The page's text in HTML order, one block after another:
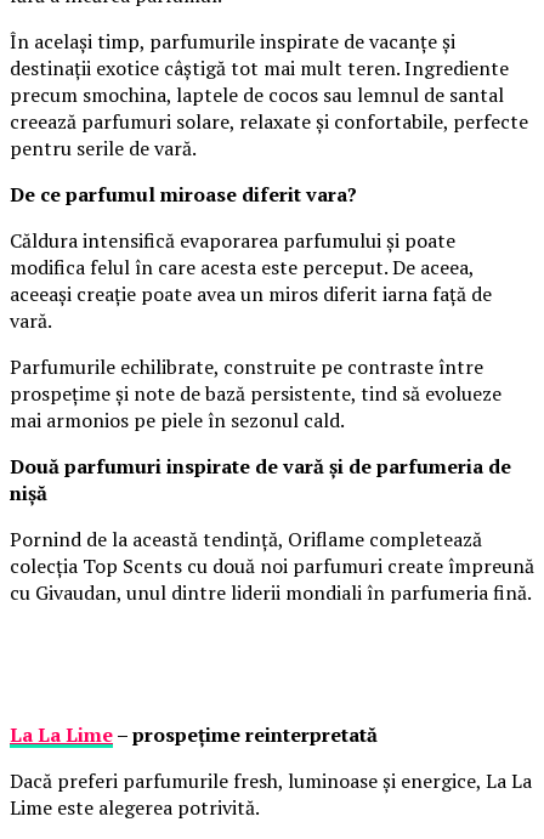
În același timp, parfumurile inspirate de vacanțe și
destinații exotice câștigă tot mai mult teren. Ingrediente
precum smochina, laptele de cocos sau lemnul de santal
creează parfumuri solare, relaxate și confortabile, perfecte
pentru serile de vară.
De ce parfumul miroase diferit vara?
Căldura intensifică evaporarea parfumului și poate
modifica felul în care acesta este perceput. De aceea,
aceeași creație poate avea un miros diferit iarna față de
vară.
Parfumurile echilibrate, construite pe contraste între
prospețime și note de bază persistente, tind să evolueze
mai armonios pe piele în sezonul cald.
Două parfumuri inspirate de vară și de parfumeria de
nișă
Pornind de la această tendință, Oriflame completează
colecția Top Scents cu două noi parfumuri create împreună
cu Givaudan, unul dintre liderii mondiali în parfumeria fină.
La La Lime– prospețime reinterpretată
Dacă preferi parfumurile fresh, luminoase și energice, La La
Lime este alegerea potrivită.